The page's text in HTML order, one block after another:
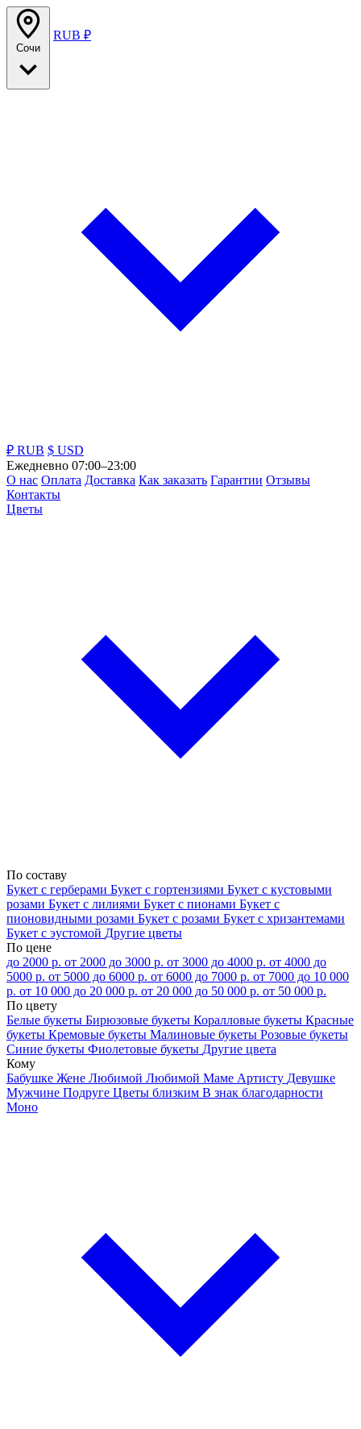
Сочи
RUB ₽
₽ RUB $ USD
Ежедневно 07:00–23:00
О нас Оплата Доставка Как заказать Гарантии Отзывы
Контакты
Цветы
По составу
Букет с герберами Букет с гортензиями Букет с кустовыми
розами Букет с лилиями Букет с пионами Букет с
пионовидными розами Букет с розами Букет с хризантемами
Букет с эустомой Другие цветы
По цене
до 2000 р. от 2000 до 3000 р. от 3000 до 4000 р. от 4000 до
5000 р. от 5000 до 6000 р. от 6000 до 7000 р. от 7000 до 10 000
р. от 10 000 до 20 000 р. от 20 000 до 50 000 р. от 50 000 р.
По цвету
Белые букеты Бирюзовые букеты Коралловые букеты Красные
букеты Кремовые букеты Малиновые букеты Розовые букеты
Синие букеты Фиолетовые букеты Другие цвета
Кому
Бабушке Жене Любимой Любимой Маме Артисту Девушке
Мужчине Подруге Цветы близким В знак благодарности
Моно